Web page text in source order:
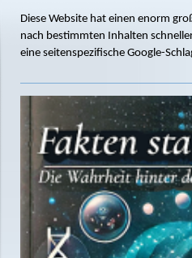
Diese Website hat einen enorm
nach bestimmten Inhalten
eine seitenspezifische Google-